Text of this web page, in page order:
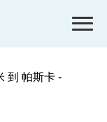
到 帕斯卡 -